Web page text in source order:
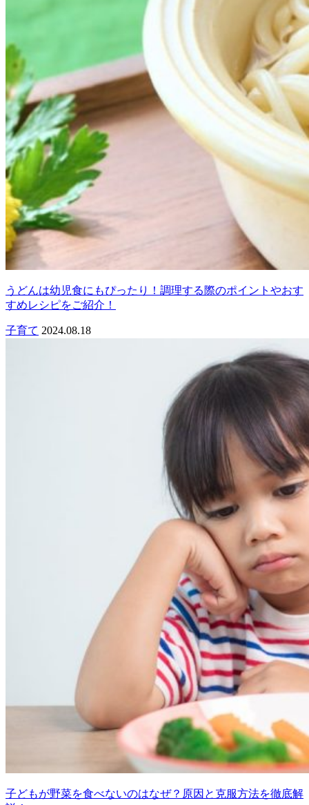
うどんは幼児食にもぴったり！調理する際のポイントやおす
すめレシピをご紹介！
子育て 2024.08.18
子どもが野菜を食べないのはなぜ？原因と克服方法を徹底解